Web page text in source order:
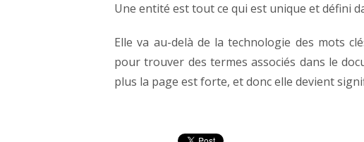
Une entité est tout ce qui est unique et défini
Elle va au-delà de la technologie des mots
pour trouver des termes associés dans le
plus la page est forte, et donc elle devient